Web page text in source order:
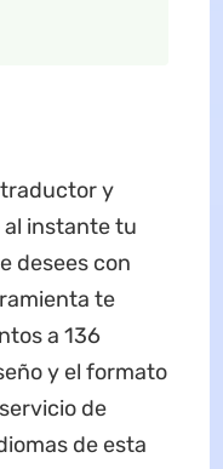
traductor y
al instante tu
desees con
te
a 136
y el formato
de
de esta